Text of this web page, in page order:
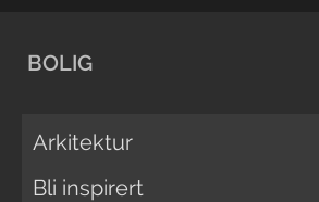
BOLIG
Arkitektur
Bli inspirert